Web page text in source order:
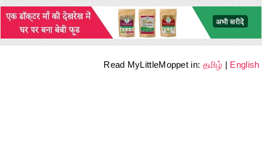
Read MyLittleMoppet in: தமிழ் | English